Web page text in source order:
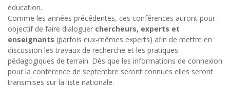
éducation.
Comme les années précédentes, ces conférences auront pour
objectif de faire dialoguer chercheurs, experts et
enseignants (parfois eux-mêmes experts) afin de mettre en
discussion les travaux de recherche et les pratiques
pédagogiques de terrain. Dès que les informations de connexion
pour la conférence de septembre seront connues elles seront
transmises sur la liste nationale.